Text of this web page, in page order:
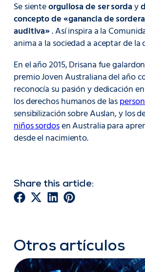
Se sienteorgullosa de ser sorday
concepto de «ganancia de
auditiva». Así inspira a la
anima a la sociedad a aceptar de la
En el año 2015, Drisana fue
premio Joven Australiana del año
reconocía su pasión y dedicación
los derechos humanos de las
sensibilización sobre Auslan, y los
niños sordosen Australia para
desde el nacimiento.
Share this article:
Otros artículos